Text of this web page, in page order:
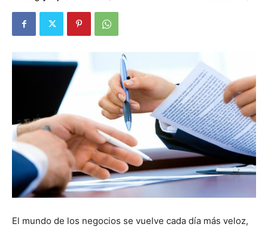
El mundo de los negocios se vuelve cada día más veloz,